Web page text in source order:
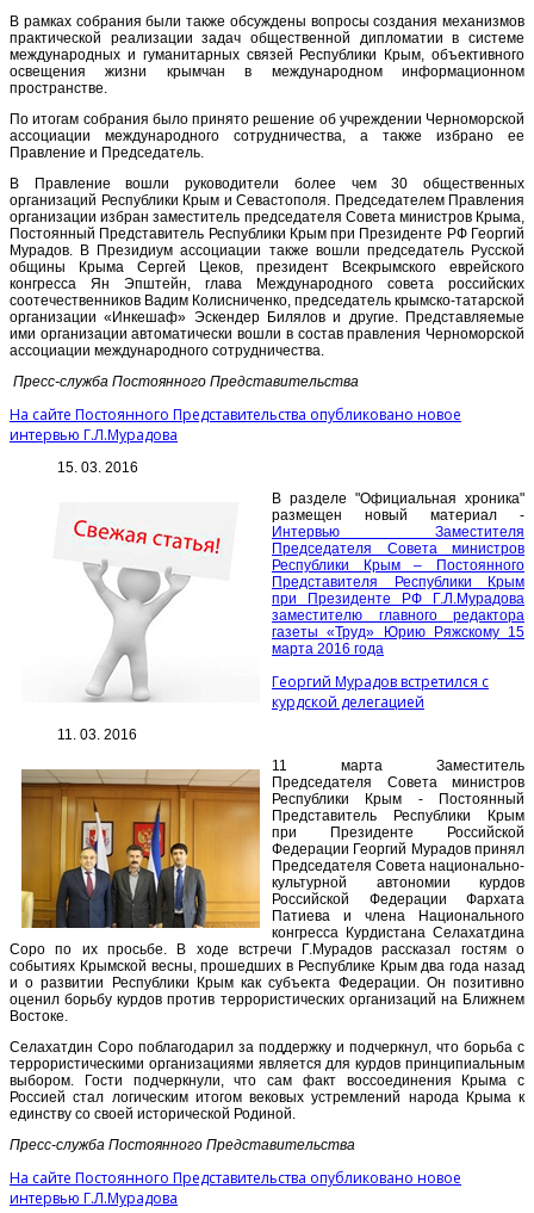
В рамках собрания были также обсуждены вопросы создания механизмов
практической реализации задач общественной дипломатии в системе
международных и гуманитарных связей Республики Крым, объективного
освещения жизни крымчан в международном информационном
пространстве.
По итогам собрания было принято решение об учреждении Черноморской
ассоциации международного сотрудничества, а также избрано ее
Правление и Председатель.
В Правление вошли руководители более чем 30 общественных
организаций Республики Крым и Севастополя. Председателем Правления
организации избран заместитель председателя Совета министров Крыма,
Постоянный Представитель Республики Крым при Президенте РФ Георгий
Мурадов. В Президиум ассоциации также вошли председатель Русской
общины Крыма Сергей Цеков, президент Всекрымского еврейского
конгресса Ян Эпштейн, глава Международного совета российских
соотечественников Вадим Колисниченко, председатель крымско-татарской
организации «Инкешаф» Эскендер Билялов и другие. Представляемые
ими организации автоматически вошли в состав правления Черноморской
ассоциации международного сотрудничества.
Пресс-служба Постоянного Представительства
На сайте Постоянного Представительства опубликовано новое
интервью Г.Л.Мурадова
15. 03. 2016
В разделе "Официальная хроника"
размещен новый материал -
Интервью Заместителя
Председателя Совета министров
Республики Крым – Постоянного
Представителя Республики Крым
при Президенте РФ Г.Л.Мурадова
заместителю главного редактора
газеты «Труд» Юрию Ряжскому 15
марта 2016 года
Георгий Мурадов встретился с
курдской делегацией
11. 03. 2016
11 марта Заместитель
Председателя Совета министров
Республики Крым - Постоянный
Представитель Республики Крым
при Президенте Российской
Федерации Георгий Мурадов принял
Председателя Совета национально-
культурной автономии курдов
Российской Федерации Фархата
Патиева и члена Национального
конгресса Курдистана Селахатдина
Соро по их просьбе. В ходе встречи Г.Мурадов рассказал гостям о
событиях Крымской весны, прошедших в Республике Крым два года назад
и о развитии Республики Крым как субъекта Федерации. Он позитивно
оценил борьбу курдов против террористических организаций на Ближнем
Востоке.
Селахатдин Соро поблагодарил за поддержку и подчеркнул, что борьба с
террористическими организациями является для курдов принципиальным
выбором. Гости подчеркнули, что сам факт воссоединения Крыма с
Россией стал логическим итогом вековых устремлений народа Крыма к
единству со своей исторической Родиной.
Пресс-служба Постоянного Представительства
На сайте Постоянного Представительства опубликовано новое
интервью Г.Л.Мурадова